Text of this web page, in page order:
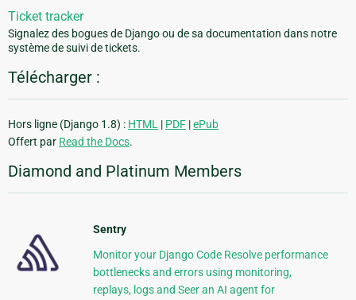
Ticket tracker
Signalez des bogues de Django ou de sa documentation dans notre
système de suivi de tickets.
Télécharger :
Hors ligne (Django 1.8) : HTML | PDF |ePub
Offert par Read the Docs.
Diamond and Platinum Members
Sentry
Monitor your Django Code Resolve performance
bottlenecks and errors using monitoring,
replays, logs and Seer an AI agent for